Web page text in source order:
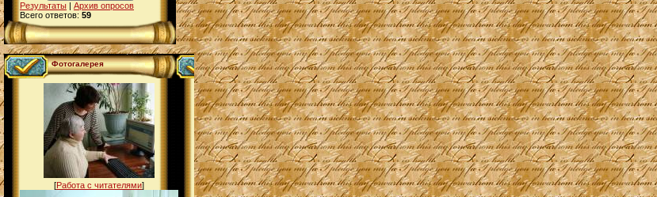
Результаты | Архив опросов
Всего ответов: 59
Фотогалерея
[Работа с читателями]